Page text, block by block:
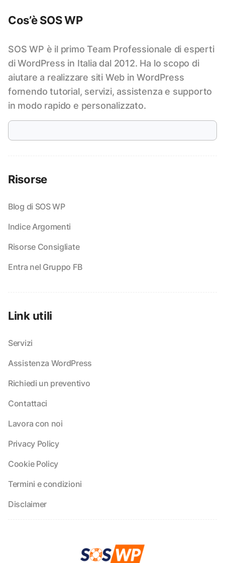
Cos’è SOS WP
SOS WP è il primo Team Professionale di esperti
di WordPress in Italia dal 2012. Ha lo scopo di
aiutare a realizzare siti Web in WordPress
fornendo tutorial, servizi, assistenza e supporto
in modo rapido e personalizzato.
Risorse
Blog di SOS WP
Indice Argomenti
Risorse Consigliate
Entra nel Gruppo FB
Link utili
Servizi
Assistenza WordPress
Richiedi un preventivo
Contattaci
Lavora con noi
Privacy Policy
Cookie Policy
Termini e condizioni
Disclaimer